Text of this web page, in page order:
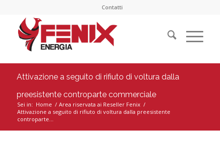
Contatti
Attivazione a seguito di rifiuto di voltura dalla
preesistente controparte commerciale
Sei in: Home / Area riservata ai Reseller Fenix /
Attivazione a seguito di rifiuto di voltura dalla preesistente
controparte...